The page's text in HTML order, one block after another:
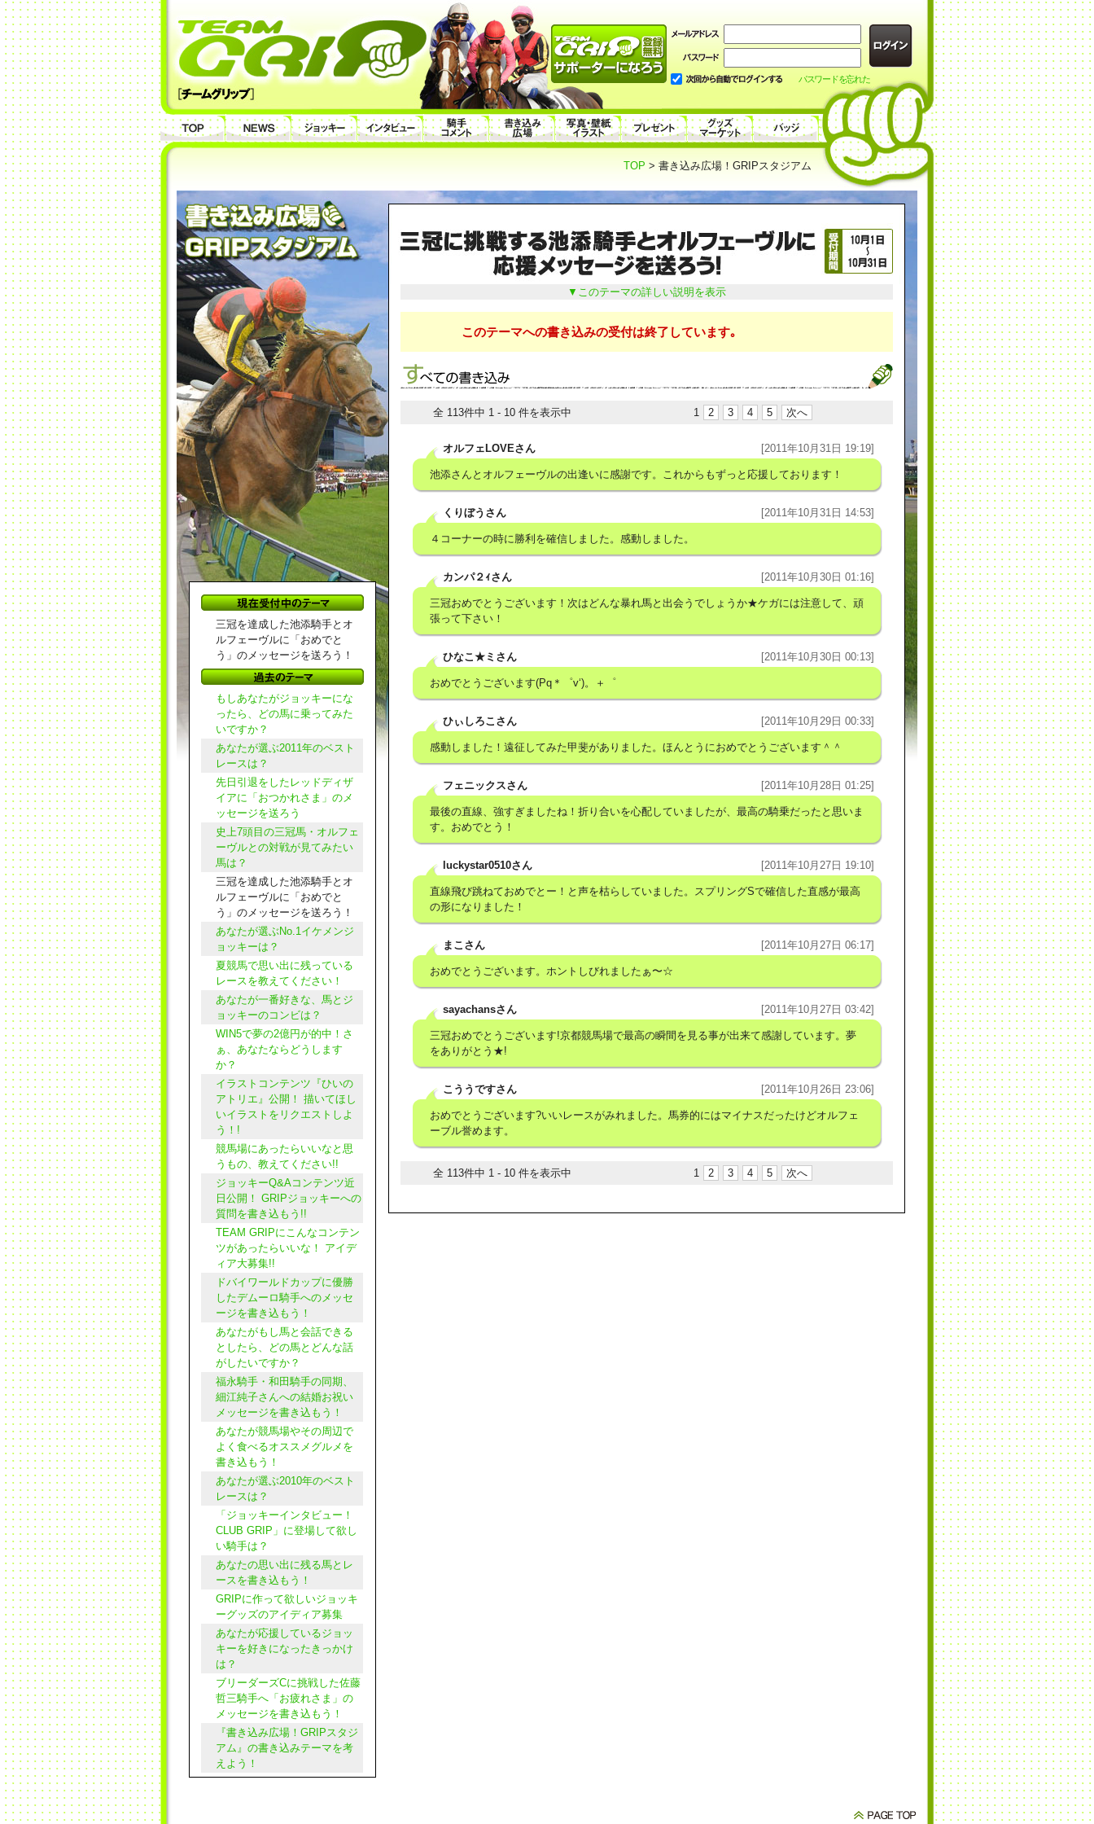
パスワードを忘れた
TOP > 書き込み広場！GRIPスタジアム
三冠を達成した池添騎手とオ
ルフェーヴルに「おめでと
う」のメッセージを送ろう！
もしあなたがジョッキーにな
ったら、どの馬に乗ってみた
いですか？
あなたが選ぶ2011年のベスト
レースは？
先日引退をしたレッドディザ
イアに「おつかれさま」のメ
ッセージを送ろう
史上7頭目の三冠馬・オルフェ
ーヴルとの対戦が見てみたい
馬は？
三冠を達成した池添騎手とオ
ルフェーヴルに「おめでと
う」のメッセージを送ろう！
あなたが選ぶNo.1イケメンジ
ョッキーは？
夏競馬で思い出に残っている
レースを教えてください！
あなたが一番好きな、馬とジ
ョッキーのコンビは？
WIN5で夢の2億円が的中！さ
ぁ、あなたならどうします
か？
イラストコンテンツ『ひいの
アトリエ』公開！ 描いてほし
いイラストをリクエストしよ
う！!
競馬場にあったらいいなと思
うもの、教えてください!!
ジョッキーQ&Aコンテンツ近
日公開！ GRIPジョッキーへの
質問を書き込もう!!
TEAM GRIPにこんなコンテン
ツがあったらいいな！ アイデ
ィア大募集!!
ドバイワールドカップに優勝
したデムーロ騎手へのメッセ
ージを書き込もう！
あなたがもし馬と会話できる
としたら、どの馬とどんな話
がしたいですか？
福永騎手・和田騎手の同期、
細江純子さんへの結婚お祝い
メッセージを書き込もう！
あなたが競馬場やその周辺で
よく食べるオススメグルメを
書き込もう！
あなたが選ぶ2010年のベスト
レースは？
「ジョッキーインタビュー！
CLUB GRIP」に登場して欲し
い騎手は？
あなたの思い出に残る馬とレ
ースを書き込もう！
GRIPに作って欲しいジョッキ
ーグッズのアイディア募集
あなたが応援しているジョッ
キーを好きになったきっかけ
は？
ブリーダーズCに挑戦した佐藤
哲三騎手へ「お疲れさま」の
メッセージを書き込もう！
『書き込み広場！GRIPスタジ
アム』の書き込みテーマを考
えよう！
▼このテーマの詳しい説明を表示
このテーマへの書き込みの受付は終了しています｡
全 113件中 1 - 10 件を表示中 1 2 3 4 5 次へ
オルフェLOVEさん [2011年10月31日 19:19]
池添さんとオルフェーヴルの出逢いに感謝です。これからもずっと応援しております！
くりぼうさん [2011年10月31日 14:53]
４コーナーの時に勝利を確信しました。感動しました。
カンパ２ｨさん [2011年10月30日 01:16]
三冠おめでとうございます！次はどんな暴れ馬と出会うでしょうか★ケガには注意して、頑
張って下さい！
ひなこ★ミさん [2011年10月30日 00:13]
おめでとうございます(Pq＊゜v‘)。＋゜
ひぃしろこさん [2011年10月29日 00:33]
感動しました！遠征してみた甲斐がありました。ほんとうにおめでとうございます＾＾
フェニックスさん [2011年10月28日 01:25]
最後の直線、強すぎましたね！折り合いを心配していましたが、最高の騎乗だったと思いま
す。おめでとう！
luckystar0510さん [2011年10月27日 19:10]
直線飛び跳ねておめでとー！と声を枯らしていました。スプリングSで確信した直感が最高
の形になりました！
まこさん [2011年10月27日 06:17]
おめでとうございます。ホントしびれましたぁ〜☆
sayachansさん [2011年10月27日 03:42]
三冠おめでとうございます!京都競馬場で最高の瞬間を見る事が出来て感謝しています。夢
をありがとう★!
こううですさん [2011年10月26日 23:06]
おめでとうございます?いいレースがみれました。馬券的にはマイナスだったけどオルフェ
ーブル誉めます。
全 113件中 1 - 10 件を表示中 1 2 3 4 5 次へ